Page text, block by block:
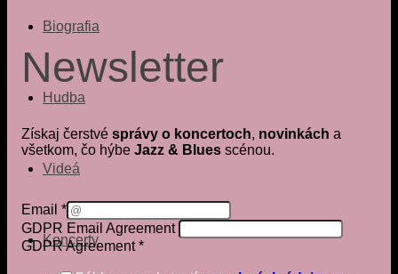
Biografia
Hudba
Videá
Koncerty
Newsletter
Získaj čerstvé správy o koncertoch, novinkách a
všetkom, čo hýbe Jazz & Blues scénou.
Email *
GDPR Email Agreement
GDPR Agreement*